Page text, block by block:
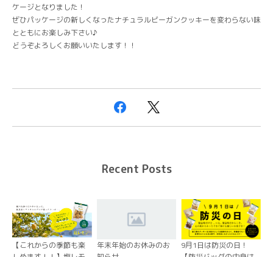
ケージとなりました！
ぜひパッケージの新しくなったナチュラルビーガンクッキーを変わらない味
とともにお楽しみ下さい♪
どうぞよろしくお願いいたします！！
Recent Posts
【これからの季節も楽
年末年始のお休みのお
9月1日は防災の日！